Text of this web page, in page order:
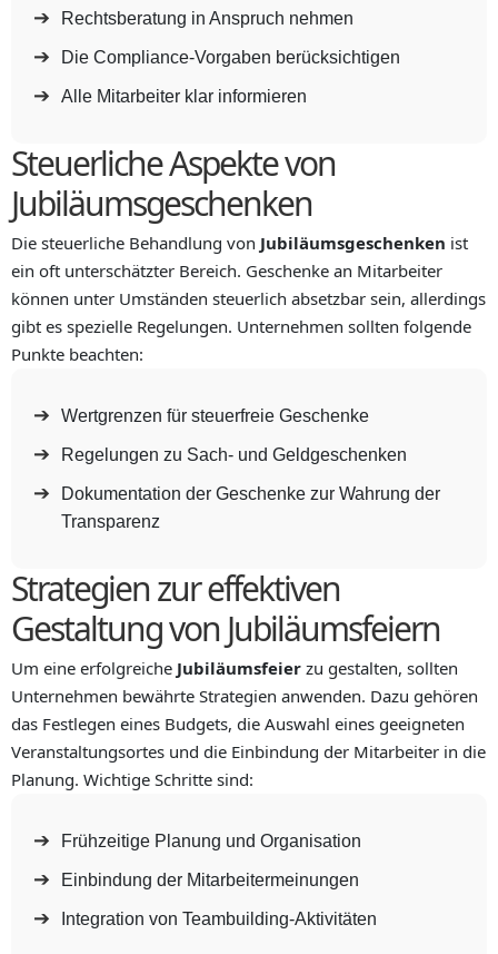
Rechtsberatung in Anspruch nehmen
Die Compliance-Vorgaben berücksichtigen
Alle Mitarbeiter klar informieren
Steuerliche Aspekte von
Jubiläumsgeschenken
Die steuerliche Behandlung von Jubiläumsgeschenken ist
ein oft unterschätzter Bereich. Geschenke an Mitarbeiter
können unter Umständen steuerlich absetzbar sein, allerdings
gibt es spezielle Regelungen. Unternehmen sollten folgende
Punkte beachten:
Wertgrenzen für steuerfreie Geschenke
Regelungen zu Sach- und Geldgeschenken
Dokumentation der Geschenke zur Wahrung der
Transparenz
Strategien zur effektiven
Gestaltung von Jubiläumsfeiern
Um eine erfolgreiche Jubiläumsfeier zu gestalten, sollten
Unternehmen bewährte Strategien anwenden. Dazu gehören
das Festlegen eines Budgets, die Auswahl eines geeigneten
Veranstaltungsortes und die Einbindung der Mitarbeiter in die
Planung. Wichtige Schritte sind:
Frühzeitige Planung und Organisation
Einbindung der Mitarbeitermeinungen
Integration von Teambuilding-Aktivitäten